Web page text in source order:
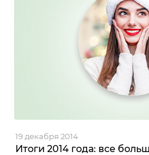
Итоги 2014 года: все
19 декабря 2014